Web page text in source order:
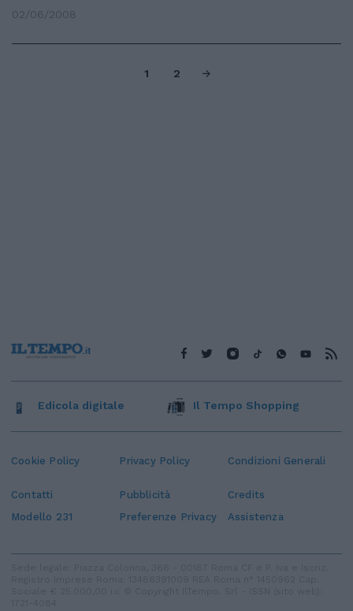
02/06/2008
1 2
Cookie Policy Privacy Policy Condizioni Generali
Contatti Pubblicità
Credits
Modello 231
Preferenze Privacy Assistenza
Edicola digitale Il Tempo Shopping